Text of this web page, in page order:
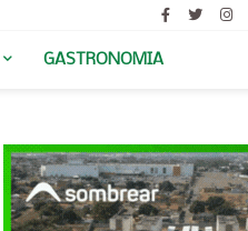
GASTRONOMIA